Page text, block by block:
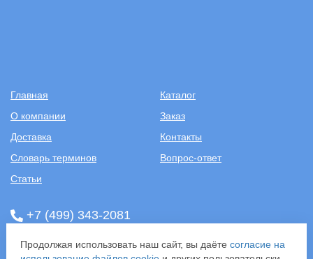
Главная
Каталог
О компании
Заказ
Доставка
Контакты
Словарь терминов
Вопрос-ответ
Статьи
+7 (499) 343-2081
ООО «САНТЕХПОСТАВКА»
Продолжая использовать наш сайт, вы даёте согласие на